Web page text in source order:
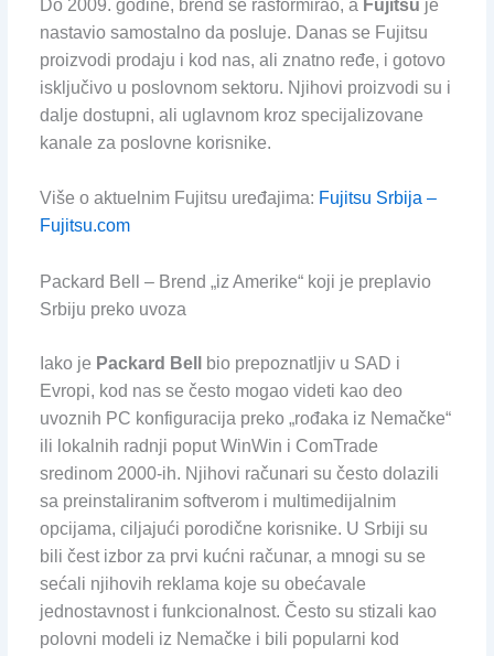
Do 2009. godine, brend se rasformirao, a Fujitsu je
nastavio samostalno da posluje. Danas se Fujitsu
proizvodi prodaju i kod nas, ali znatno ređe, i gotovo
isključivo u poslovnom sektoru. Njihovi proizvodi su i
dalje dostupni, ali uglavnom kroz specijalizovane
kanale za poslovne korisnike.
Više o aktuelnim Fujitsu uređajima: Fujitsu Srbija –
Fujitsu.com
Packard Bell – Brend „iz Amerike“ koji je preplavio
Srbiju preko uvoza
Iako je Packard Bell
bio prepoznatljiv u SAD i
Evropi, kod nas se često mogao videti kao deo
uvoznih PC konfiguracija preko „rođaka iz Nemačke“
ili lokalnih radnji poput WinWin i ComTrade
sredinom 2000-ih. Njihovi računari su često dolazili
sa preinstaliranim softverom i multimedijalnim
opcijama, ciljajući porodične korisnike. U Srbiji su
bili čest izbor za prvi kućni računar, a mnogi su se
sećali njihovih reklama koje su obećavale
jednostavnost i funkcionalnost. Često su stizali kao
polovni modeli iz Nemačke i bili popularni kod